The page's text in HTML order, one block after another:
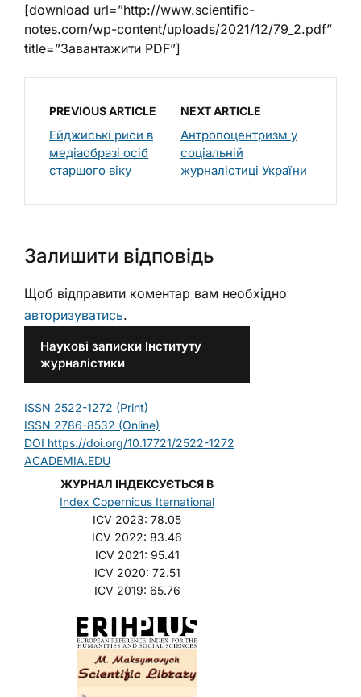
[download url=”http://www.scientific-
notes.com/wp-content/uploads/2021/12/79_2.pdf”
title=”Завантажити PDF”]
PREVIOUS ARTICLE
Ейджиські риси в
медіаобразі осіб
старшого віку
NEXT ARTICLE
Антропоцентризм у
соціальній
журналістиці України
Залишити відповідь
Щоб відправити коментар вам необхідно
авторизуватись.
Наукові записки Інституту
журналістики
ISSN 2522-1272 (Print)
ISSN 2786-8532 (Online)
DOI https://doi.org/10.17721/2522-1272
ACADEMIA.EDU
ЖУРНАЛ ІНДЕКСУЄТЬСЯ В
Index Copernicus Iternational
ICV 2023: 78.05
ICV 2022: 83.46
ICV 2021: 95.41
ICV 2020: 72.51
ICV 2019: 65.76